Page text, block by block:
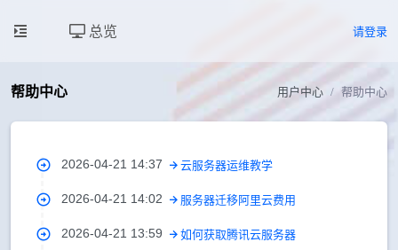
总览 请登录
帮助中心 用户中心 帮助中心
2026-04-21 14:37 云服务器运维教学
2026-04-21 14:02 服务器迁移阿里云费用
2026-04-21 13:59 如何获取腾讯云服务器